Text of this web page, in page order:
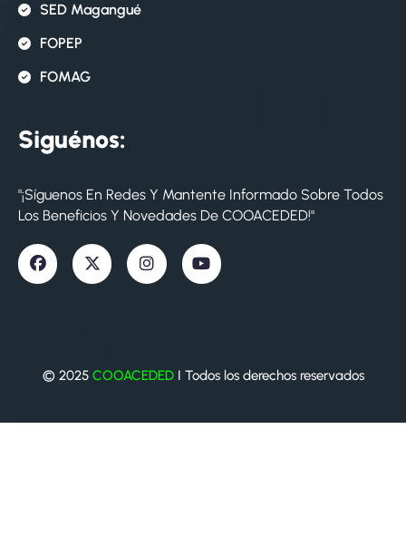
SED Magangué
FOPEP
FOMAG
Siguénos:
"¡Síguenos En Redes Y Mantente Informado Sobre Todos
Los Beneficios Y Novedades De COOACEDED!"
© 2025 COOACEDED I Todos los derechos reservados